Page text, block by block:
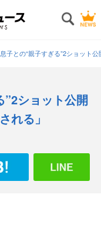
子との“親子すぎる”2ショット
”2ショット公開
れる」